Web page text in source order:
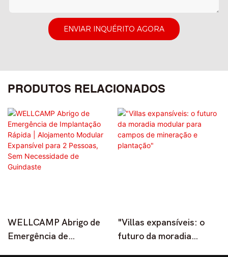
ENVIAR INQUÉRITO AGORA
PRODUTOS RELACIONADOS
WELLCAMP Abrigo de
Emergência de
"Villas expansíveis: o
futuro da moradia